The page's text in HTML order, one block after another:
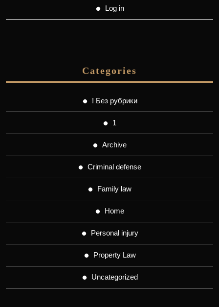
Log in
Categories
! Без рубрики
1
Archive
Criminal defense
Family law
Home
Personal injury
Property Law
Uncategorized